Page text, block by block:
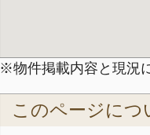
※物件掲載内容と現況
このページにつ